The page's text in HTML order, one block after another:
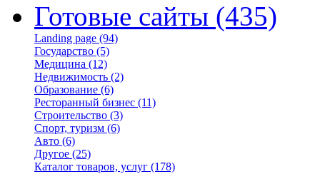
Готовые сайты (435)
Landing page (94)
Государство (5)
Медицина (12)
Недвижимость (2)
Образование (6)
Ресторанный бизнес (11)
Строительство (3)
Спорт, туризм (6)
Авто (6)
Другое (25)
Каталог товаров, услуг (178)